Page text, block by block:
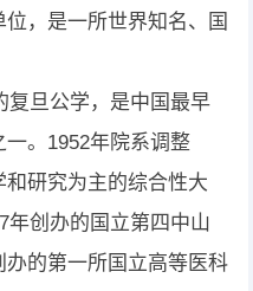
，是一所世界知名、国
复旦公学，是中国最早
。1952年院系调整
研究为主的综合性大
年创办的国立第四中山
的第一所国立高等医科